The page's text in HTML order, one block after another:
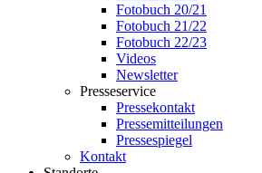
Fotobuch 20/21
Fotobuch 21/22
Fotobuch 22/23
Videos
Newsletter
Presseservice
Pressekontakt
Pressemitteilungen
Pressespiegel
Kontakt